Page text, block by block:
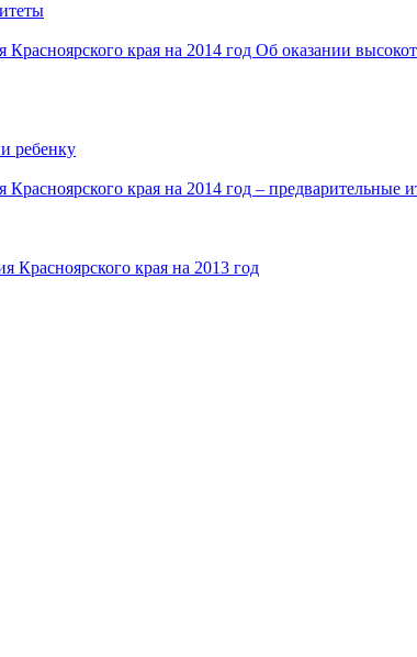
Красноярского края на 2014 год Об оказании
ребенку
края на 2014 год – предварительные
Красноярского края на 2013 год